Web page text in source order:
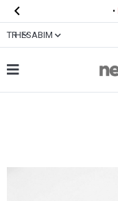
 •
TRHESABIM